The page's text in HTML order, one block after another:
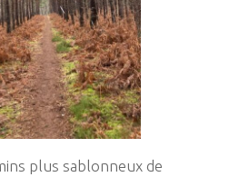
plus sablonneux de